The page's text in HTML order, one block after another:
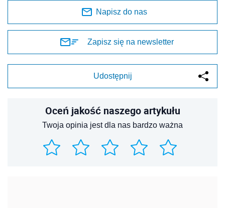
Napisz do nas
Zapisz się na newsletter
Udostępnij
Oceń jakość naszego artykułu
Twoja opinia jest dla nas bardzo ważna